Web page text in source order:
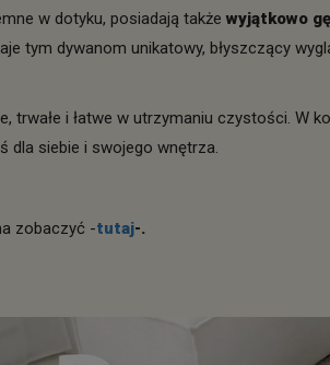
w dotyku, posiadają także wyjątkowo
tym dywanom unikatowy, błyszczący
trwałe i łatwe w utrzymaniu czystości. W
dla siebie i swojego wnętrza.
zobaczyć -tutaj-.